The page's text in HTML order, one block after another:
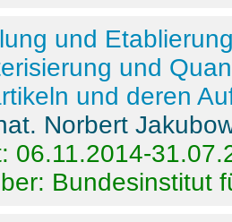
und
und
und deren
Norbert
06.11.2014-
Bundesinstitut